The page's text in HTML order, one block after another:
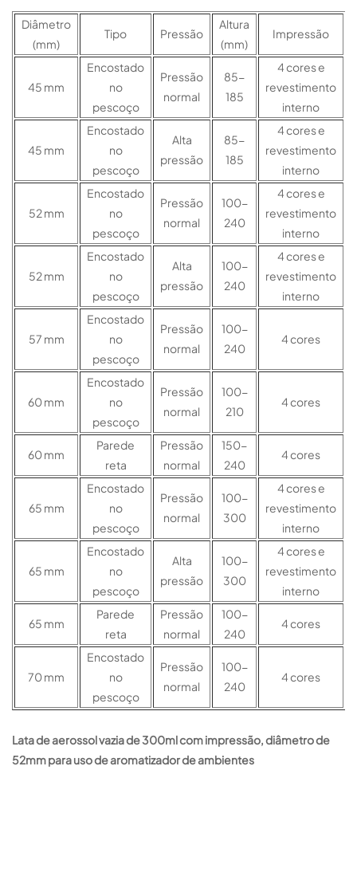
Diâmetro
(mm)
Tipo Pressão
Altura
(mm)
Impressão
45 mm
Encostado
no
pescoço
Pressão
normal
85-
185
4 cores e
revestimento
interno
45 mm
Encostado
no
pescoço
Alta
pressão
85-
185
4 cores e
revestimento
interno
52 mm
Encostado
no
pescoço
Pressão
normal
100-
240
4 cores e
revestimento
interno
52 mm
Encostado
no
pescoço
Alta
pressão
100-
240
4 cores e
revestimento
interno
57 mm
Encostado
no
pescoço
Pressão
normal
100-
240
4 cores
60 mm
Encostado
no
pescoço
Pressão
normal
100-
210
4 cores
60 mm
Parede
reta
Pressão
normal
150-
240
4 cores
65 mm
Encostado
no
pescoço
Pressão
normal
100-
300
4 cores e
revestimento
interno
65 mm
Encostado
no
pescoço
Alta
pressão
100-
300
4 cores e
revestimento
interno
65 mm
Parede
reta
Pressão
normal
100-
240
4 cores
70 mm
Encostado
no
pescoço
Pressão
normal
100-
240
4 cores
Lata de aerossol vazia de 300ml com impressão, diâmetro de
52mm para uso de aromatizador de ambientes